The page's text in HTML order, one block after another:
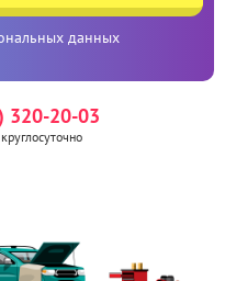
данных
320-20-03